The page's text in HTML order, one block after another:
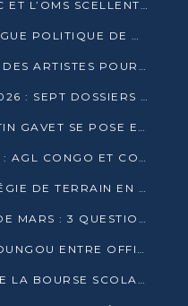
SANTÉ : LA FONDATION SNPC ET L’OMS SCELLENT UN PARTENARIAT STRATÉGIQUE DE TROIS ANS
L’UPRN SE RETIRE DU DIALOGUE POLITIQUE DE DJAMBALA : TENSIONS DANS LE PRÉ-ÉLECTORAL CONGOLAIS
DAVE MAFOULA À L’ÉCOUTE DES ARTISTES POUR REDÉFINIR SA POLITIQUE CULTURELLE
PRÉSIDENTIELLE DE MARS 2026 : SEPT DOSSIERS DE CANDIDATURE ENREGISTRÉS À LA CLÔTURE DES DÉPÔTS
PRÉSIDENTIELLE 2026 : DESTIN GAVET SE POSE EN CANDIDAT DU « RAS-LE-BOL »
EMPLOYABILITÉ DES JEUNES : AGL CONGO ET CONGO TERMINAL S’ALLIENT À UCAC-ICAM
LE MJPU DÉPLOIE SA STRATÉGIE DE TERRAIN EN FAVEUR DE DSN
ÉLECTION PRÉSIDENTIELLE DE MARS : 3 QUESTIONS À UN EXPERT CONGOLAIS DE LA CYBERSÉCURITÉ
JOSEPH KIGNOUMBI KIA MBOUNGOU ENTRE OFFICIELLEMENT EN COURSE POUR LA PRÉSIDENTIELLE
ÉDUCATION : LA FCRM LANCE LA BOURSE SCOLAIRE FRANCINE-NTOUMI POUR PROMOUVOIR LES FILIÈRES SCIENTIFIQUES